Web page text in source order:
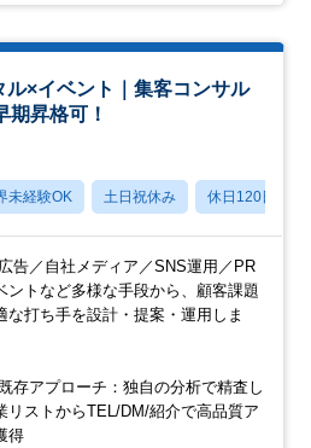
ル×イベント｜集客コンサル
期昇格可！
未経験OK 土日祝休み 休日120日以上
告／自社メディア／SNS運用／PR
ントなど多様な手段から、顧客課題
な打ち手を設計・提案・運用しま
存アプローチ：独自の分析で精査し
リストからTEL/DM/紹介で高品質ア
得